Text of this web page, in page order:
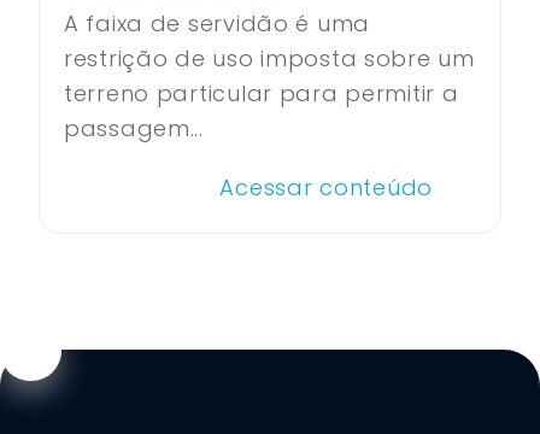
A faixa de servidão é uma
restrição de uso imposta sobre um
terreno particular para permitir a
passagem...
Acessar conteúdo